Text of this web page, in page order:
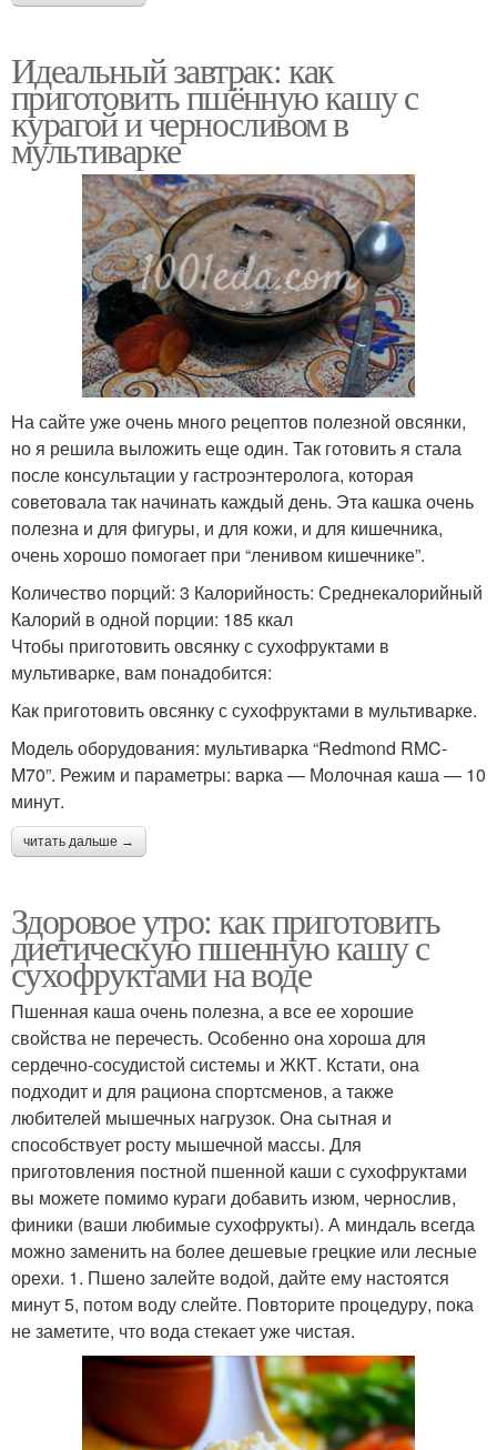
Идеальный завтрак: как
приготовить пшённую кашу с
курагой и черносливом в
мультиварке
На сайте уже очень много рецептов полезной овсянки,
но я решила выложить еще один. Так готовить я стала
после консультации у гастроэнтеролога, которая
советовала так начинать каждый день. Эта кашка очень
полезна и для фигуры, и для кожи, и для кишечника,
очень хорошо помогает при “ленивом кишечнике”.
Количество порций: 3 Калорийность: Среднекалорийный
Калорий в одной порции: 185 ккал
Чтобы приготовить овсянку с сухофруктами в
мультиварке, вам понадобится:
Как приготовить овсянку с сухофруктами в мультиварке.
Модель оборудования: мультиварка “Redmond RMC-
M70”. Режим и параметры: варка — Молочная каша — 10
минут.
читать дальше →
Здоровое утро: как приготовить
диетическую пшенную кашу с
сухофруктами на воде
Пшенная каша очень полезна, а все ее хорошие
свойства не перечесть. Особенно она хороша для
сердечно-сосудистой системы и ЖКТ. Кстати, она
подходит и для рациона спортсменов, а также
любителей мышечных нагрузок. Она сытная и
способствует росту мышечной массы. Для
приготовления постной пшенной каши с сухофруктами
вы можете помимо кураги добавить изюм, чернослив,
финики (ваши любимые сухофрукты). А миндаль всегда
можно заменить на более дешевые грецкие или лесные
орехи. 1. Пшено залейте водой, дайте ему настоятся
минут 5, потом воду слейте. Повторите процедуру, пока
не заметите, что вода стекает уже чистая.